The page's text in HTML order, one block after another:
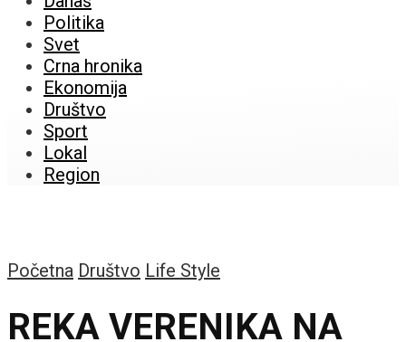
Politika
Svet
Crna hronika
Ekonomija
Društvo
Sport
Lokal
Region
Početna Društvo Life Style
REKA VERENIKA NA